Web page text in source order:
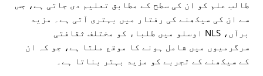
طالب علم کو ان کی سطح کے مطابق تعلیم دی جاتی ہے، جس
سے ان کی سیکھنے کی رفتار میں بہتری آتی ہے۔ مزید
برآں، NLS اوسلو میں طلباء کو مختلف ثقافتی
سرگرمیوں میں شامل ہونے کا موقع ملتا ہے، جو کہ ان
کے سیکھنے کے تجربے کو مزید بہتر بناتا ہے۔